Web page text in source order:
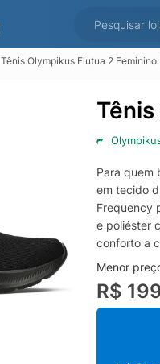
Tênis Olympikus Flutua 2 Feminino
Para quem
em tecido
Frequency
e poliéster
conforto a
Menor
R$